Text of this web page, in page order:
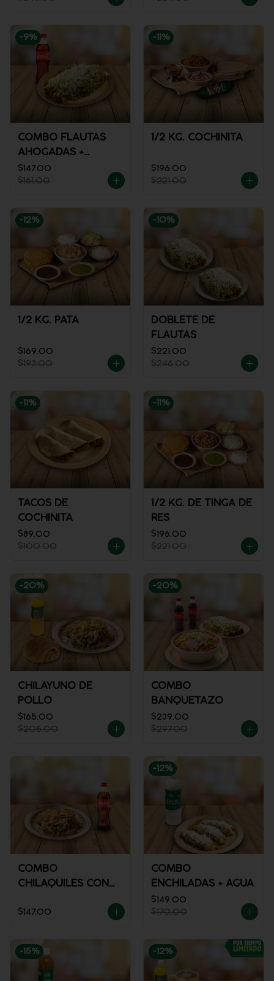
-9%
COMBO FLAUTAS
AHOGADAS +
REFRESCO
$147.00
$161.00
-11 %
1/2 KG. COCHINITA
$196.00
$221.00
-12%
1/2 KG. PATA
$169.00
$193.00
-10%
DOBLETE DE
FLAUTAS
$221.00
$246.00
-11 %
TACOS DE
COCHINITA
$89.00
$100.00
-11 %
1/2 KG. DE TINGA DE
RES
$196.00
$221.00
-20%
CHILAYUNO DE
POLLO
$165.00
$205.00
-20%
COMBO
BANQUETAZO
$239.00
$297.00
COMBO
CHILAQUILES CON
$147.00
-12%
COMBO
ENCHILADAS + AGUA
$149.00
$170.00
-15% -12%